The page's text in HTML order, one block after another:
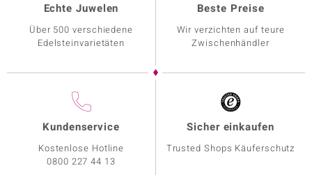
Echte Juwelen
Über 500 verschiedene
Edelsteinvarietäten
Beste Preise
Wir verzichten auf teure
Zwischenhändler
Kundenservice
Kostenlose Hotline
0800 227 44 13
Sicher einkaufen
Trusted Shops Käuferschutz